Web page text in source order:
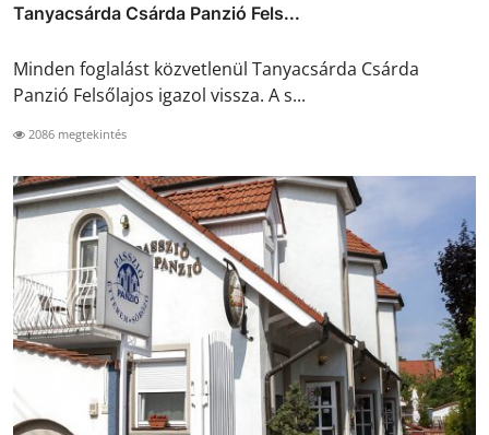
Tanyacsárda Csárda Panzió Fels...
Minden foglalást közvetlenül Tanyacsárda Csárda
Panzió Felsőlajos igazol vissza. A s...
2086 megtekintés